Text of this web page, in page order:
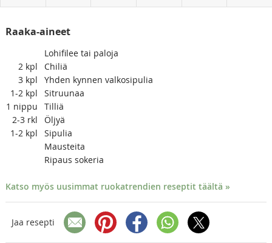
Raaka-aineet
Lohifilee tai paloja
2 kpl
Chiliä
3 kpl
Yhden kynnen valkosipulia
1-2 kpl
Sitruunaa
1 nippu
Tilliä
2-3 rkl
Öljyä
1-2 kpl
Sipulia
Mausteita
Ripaus sokeria
Katso myös uusimmat ruokatrendien reseptit täältä »
Jaa resepti